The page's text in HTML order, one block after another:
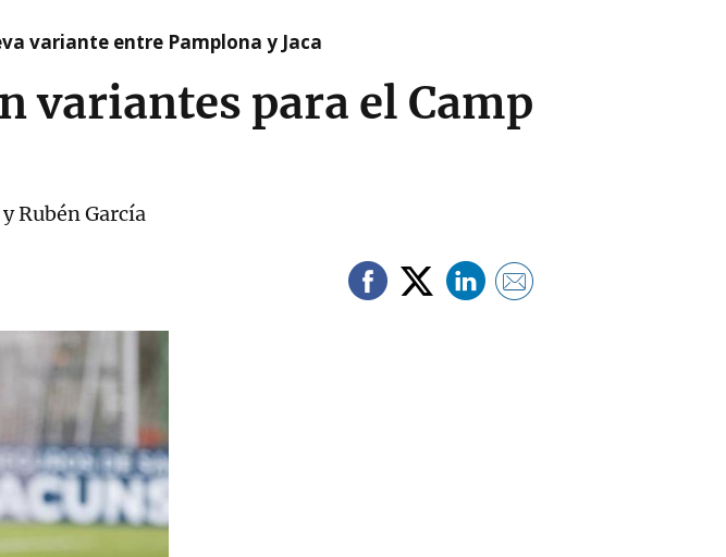
variante entre Pamplona y Jaca
variantes para el Camp
Rubén García